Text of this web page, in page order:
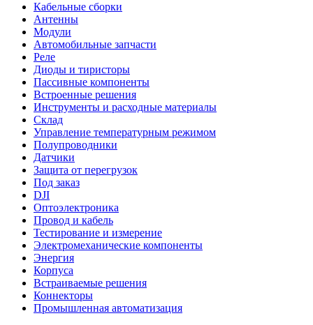
Кабельные сборки
Антенны
Модули
Автомобильные запчасти
Реле
Диоды и тиристоры
Пассивные компоненты
Встроенные решения
Инструменты и расходные материалы
Склад
Управление температурным режимом
Полупроводники
Датчики
Защита от перегрузок
Под заказ
DJI
Оптоэлектроника
Провод и кабель
Тестирование и измерение
Электромеханические компоненты
Энергия
Корпуса
Встраиваемые решения
Коннекторы
Промышленная автоматизация